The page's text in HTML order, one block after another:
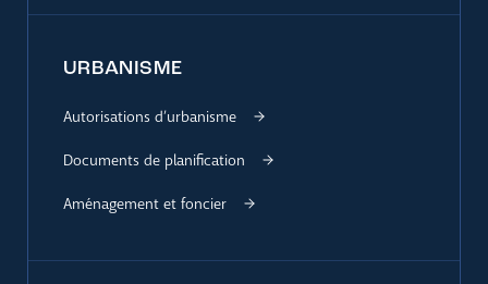
URBANISME
Autorisations d’urbanisme
Documents de planification
Aménagement et foncier